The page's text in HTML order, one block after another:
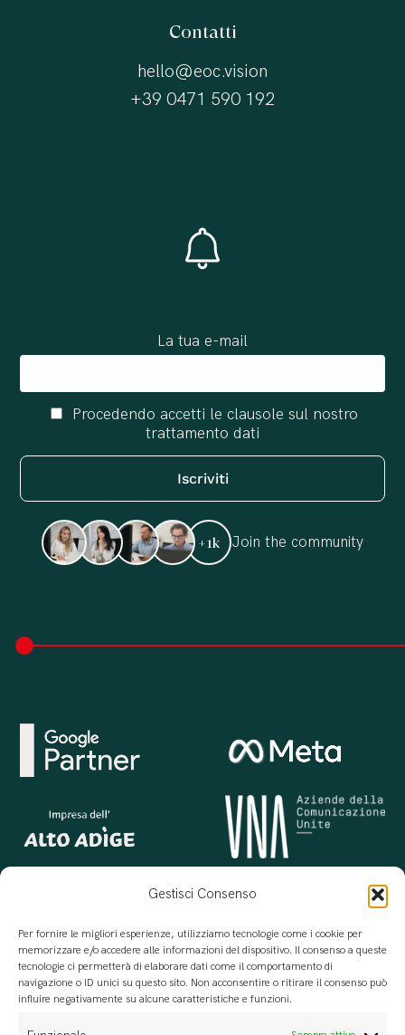
Gestisci Consenso
Per fornire le migliori esperienze, utilizziamo tecnologie come i cookie per
memorizzare e/o accedere alle informazioni del dispositivo. Il consenso a queste
tecnologie ci permetterà di elaborare dati come il comportamento di
navigazione o ID unici su questo sito. Non acconsentire o ritirare il consenso può
influire negativamente su alcune caratteristiche e funzioni.
Contatti
hello@eoc.vision
+39 0471 590 192
La tua e-mail
Procedendo accetti le clausole sul nostro
trattamento dati
+1k Join the community